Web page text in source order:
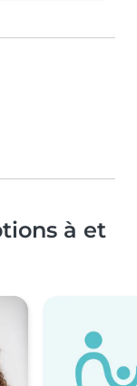
à et